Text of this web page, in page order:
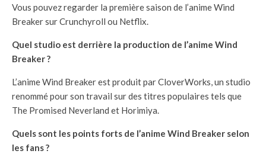
Vous pouvez regarder la première saison de l’anime Wind
Breaker sur Crunchyroll ou Netflix.
Quel studio est derrière la production de l’anime Wind
Breaker ?
L’anime Wind Breaker est produit par CloverWorks, un studio
renommé pour son travail sur des titres populaires tels que
The Promised Neverland et Horimiya.
Quels sont les points forts de l’anime Wind Breaker selon
les fans ?